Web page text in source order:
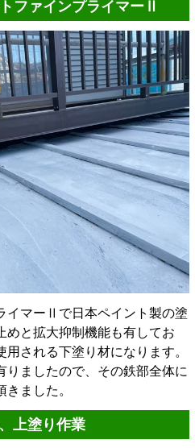
ファインプライマーⅡ
イマーⅡで日本ペイント製の塗
めと拡大抑制機能も有してお
される下塗り材になります。
りましたので、その鉄部全体に
ました。
上塗り作業